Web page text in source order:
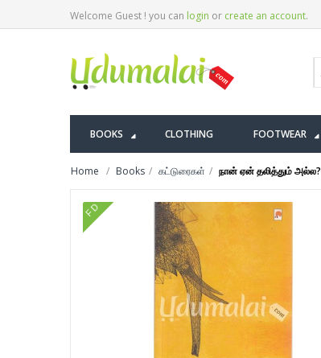
Welcome Guest ! you can login or create an account.
BOOKS CLOTHING FOOTWEAR
Home Books கட்டுரைகள் நான் ஏன் தலித்தும் அல்ல?
FD